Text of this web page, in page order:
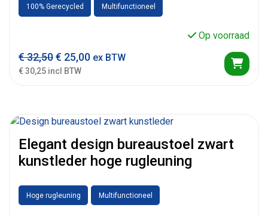
100% Gerecycled Multifunctioneel
Op voorraad
€32,50€ 25,00 ex BTW
€ 30,25 incl BTW
Elegant design bureaustoel zwart
kunstleder hoge rugleuning
Hoge rugleuning Multifunctioneel